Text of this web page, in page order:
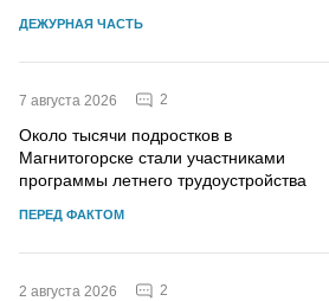
ДЕЖУРНАЯ ЧАСТЬ
7 августа 2026 2
Около тысячи подростков в
Магнитогорске стали участниками
программы летнего трудоустройства
ПЕРЕД ФАКТОМ
2 августа 2026 2